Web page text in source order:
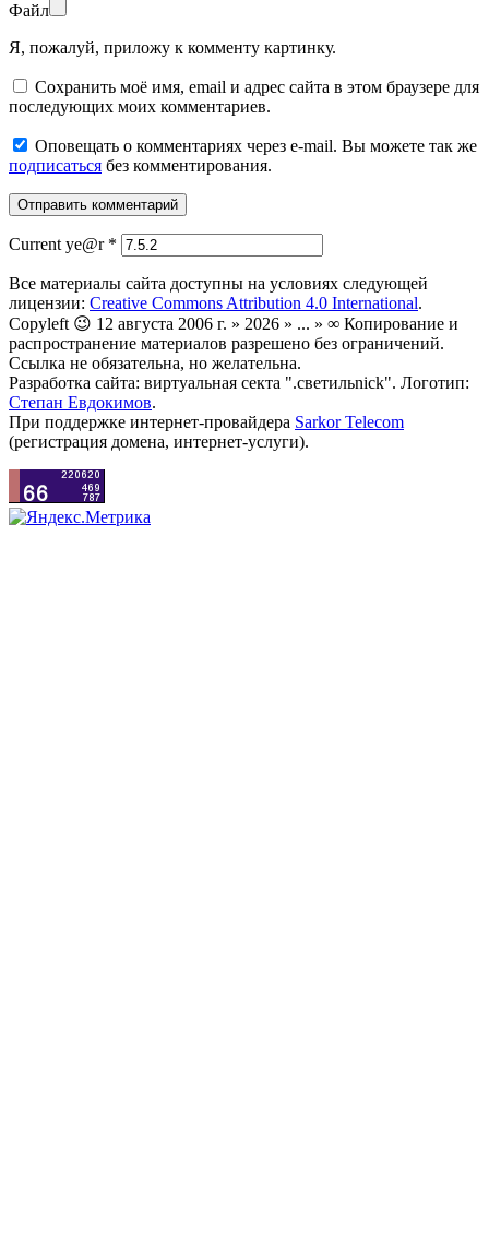
Файл
Я, пожалуй, приложу к комменту картинку.
Сохранить моё имя, email и адрес сайта в этом браузере для
последующих моих комментариев.
Оповещать о комментариях через e-mail. Вы можете так же
подписаться без комментирования.
Current ye@r *
Все материалы сайта доступны на условиях следующей
лицензии: Creative Commons Attribution 4.0 International.
Copyleft 😉 12 августа 2006 г. » 2026 » ... » ∞ Копирование и
распространение материалов разрешено без ограничений.
Ссылка не обязательна, но желательна.
Разработка сайта: виртуальная секта ".светильnick". Логотип:
Степан Евдокимов.
При поддержке интернет-провайдера Sarkor Telecom
(регистрация домена, интернет-услуги).